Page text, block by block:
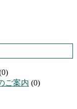
ご案内 (0)